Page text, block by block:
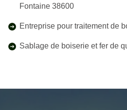
Fontaine 38600
Entreprise pour traitement de
Sablage de boiserie et fer de